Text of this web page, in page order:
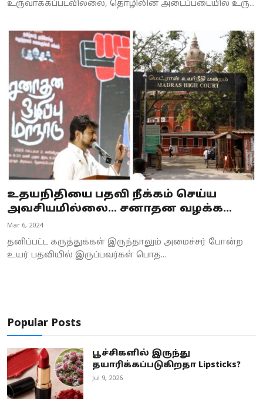
உருவாக்கப்படவில்லை, தொழிலின் அடைப்படையில் உரு...
உதயநிதியை பதவி நீக்கம் செய்ய
அவசியமில்லை... சனாதன வழக்க...
Mar 6, 2024
தனிப்பட்ட கருத்துக்கள் இருந்தாலும் அமைச்சர் போன்ற
உயர் பதவியில் இருப்பவர்கள் பொத...
Popular Posts
பூச்சிகளில் இருந்து
தயாரிக்கப்படுகிறதா Lipsticks?
Jul 9, 2026